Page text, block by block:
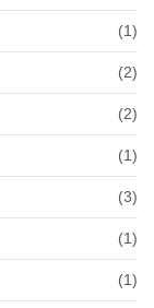
(1)
(2)
(2)
(1)
(3)
(1)
(1)